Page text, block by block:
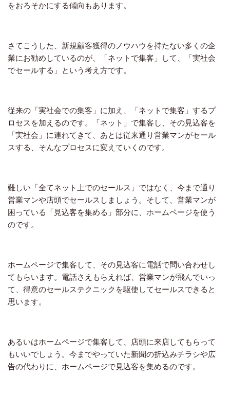
をおろそかにする傾向もあります。
さてこうした、新規顧客獲得のノウハウを持たない多くの企
業にお勧めしているのが、「ネットで集客」して、「実社会
でセールする」という考え方です。
従来の「実社会での集客」に加え、「ネットで集客」するプ
ロセスを加えるのです。「ネット」で集客し、その見込客を
「実社会」に連れてきて、あとは従来通り営業マンがセール
スする、そんなプロセスに変えていくのです。
難しい「全てネット上でのセールス」ではなく、今まで通り
営業マンや店頭でセールスしましょう。そして、営業マンが
困っている「見込客を集める」部分に、ホームページを使う
のです。
ホームページで集客して、その見込客に電話で問い合わせし
てもらいます。電話さえもらえれば、営業マンが飛んでいっ
て、得意のセールステクニックを駆使してセールスできると
思います。
あるいはホームページで集客して、店頭に来店してもらって
もいいでしょう。今までやっていた新聞の折込みチラシや広
告の代わりに、ホームページで見込客を集めるのです。